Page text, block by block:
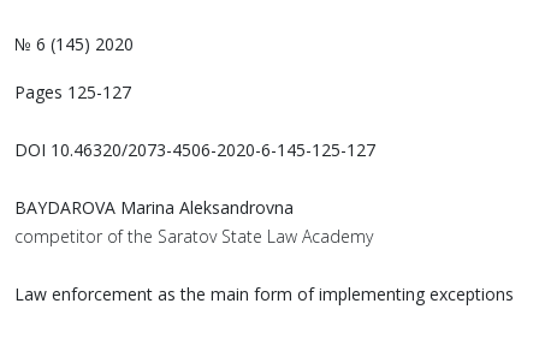
№ 6 (145) 2020
Pages 125-127
DOI 10.46320/2073-4506-2020-6-145-125-127
BAYDAROVA Marina Aleksandrovna
competitor of the Saratov State Law Academy
Law enforcement as the main form of implementing exceptions